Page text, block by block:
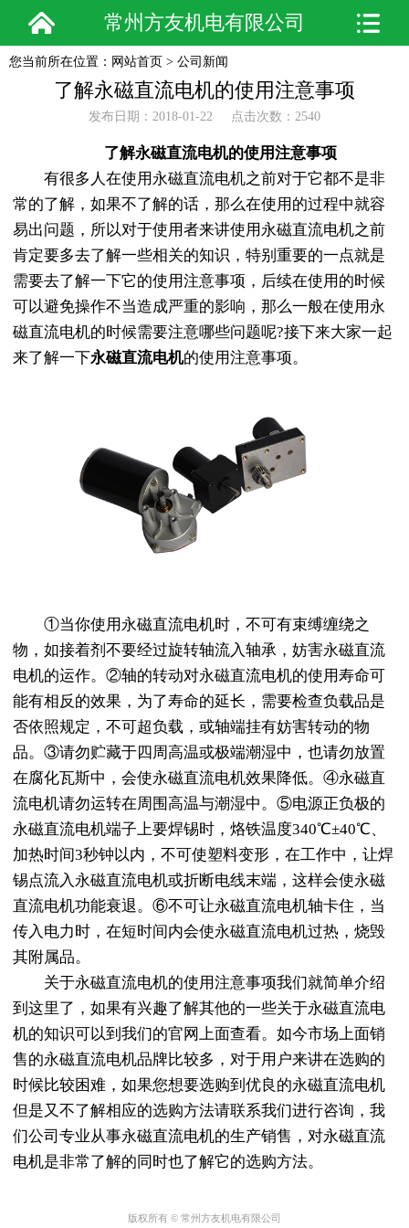
常州方友机电有限公司
您当前所在位置： 网站首页 > 公司新闻
了解永磁直流电机的使用注意事项
发布日期：2018-01-22 点击次数：2540
了解永磁直流电机的使用注意事项
有很多人在使用永磁直流电机之前对于它都不是非
常的了解，如果不了解的话，那么在使用的过程中就容
易出问题，所以对于使用者来讲使用永磁直流电机之前
肯定要多去了解一些相关的知识，特别重要的一点就是
需要去了解一下它的使用注意事项，后续在使用的时候
可以避免操作不当造成严重的影响，那么一般在使用永
磁直流电机的时候需要注意哪些问题呢?接下来大家一起
来了解一下永磁直流电机的使用注意事项。
①当你使用永磁直流电机时，不可有束缚缠绕之
物，如接着剂不要经过旋转轴流入轴承，妨害永磁直流
电机的运作。②轴的转动对永磁直流电机的使用寿命可
能有相反的效果，为了寿命的延长，需要检查负载品是
否依照规定，不可超负载，或轴端挂有妨害转动的物
品。③请勿贮藏于四周高温或极端潮湿中，也请勿放置
在腐化瓦斯中，会使永磁直流电机效果降低。④永磁直
流电机请勿运转在周围高温与潮湿中。⑤电源正负极的
永磁直流电机端子上要焊锡时，烙铁温度340℃±40℃、
加热时间3秒钟以内，不可使塑料变形，在工作中，让焊
锡点流入永磁直流电机或折断电线末端，这样会使永磁
直流电机功能衰退。⑥不可让永磁直流电机轴卡住，当
传入电力时，在短时间内会使永磁直流电机过热，烧毁
其附属品。
关于永磁直流电机的使用注意事项我们就简单介绍
到这里了，如果有兴趣了解其他的一些关于永磁直流电
机的知识可以到我们的官网上面查看。如今市场上面销
售的永磁直流电机品牌比较多，对于用户来讲在选购的
时候比较困难，如果您想要选购到优良的永磁直流电机
但是又不了解相应的选购方法请联系我们进行咨询，我
们公司专业从事永磁直流电机的生产销售，对永磁直流
电机是非常了解的同时也了解它的选购方法。
版权所有 © 常州方友机电有限公司